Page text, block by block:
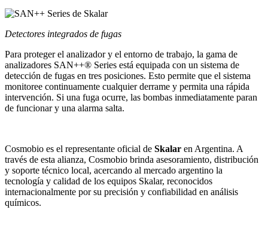
Detectores integrados de fugas
Para proteger el analizador y el entorno de trabajo, la gama de
analizadores SAN++® Series está equipada con un sistema de
detección de fugas en tres posiciones. Esto permite que el sistema
monitoree continuamente cualquier derrame y permita una rápida
intervención. Si una fuga ocurre, las bombas inmediatamente paran
de funcionar y una alarma salta.
Cosmobio es el representante oficial de Skalar en Argentina. A
través de esta alianza, Cosmobio brinda asesoramiento, distribución
y soporte técnico local, acercando al mercado argentino la
tecnología y calidad de los equipos Skalar, reconocidos
internacionalmente por su precisión y confiabilidad en análisis
químicos.